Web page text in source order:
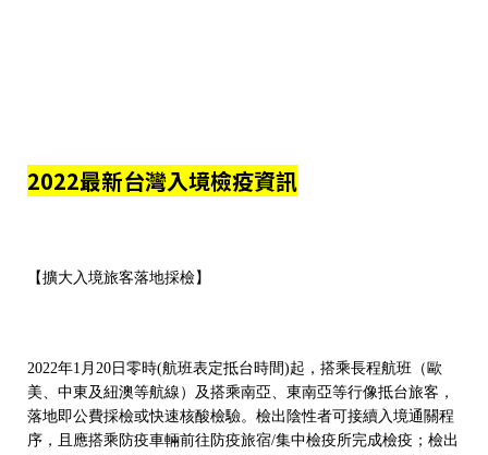
2022最新台灣入境檢疫資訊
【擴大入境旅客落地採檢】
2022年1月20日零時(航班表定抵台時間)起，搭乘長程航班（歐
美、中東及紐澳等航線）及搭乘南亞、東南亞等行像抵台旅客，
落地即公費採檢或快速核酸檢驗。檢出陰性者可接續入境通關程
序，且應搭乘防疫車輛前往防疫旅宿/集中檢疫所完成檢疫；檢出